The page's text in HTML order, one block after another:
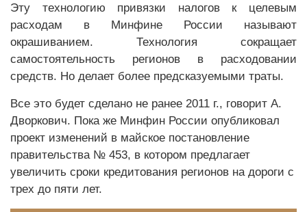
Эту технологию привязки налогов к целевым
расходам в Минфине России называют
окрашиванием. Технология сокращает
самостоятельность регионов в расходовании
средств. Но делает более предсказуемыми траты.
Все это будет сделано не ранее 2011 г., говорит А.
Дворкович. Пока же Минфин России опубликовал
проект изменений в майское постановление
правительства № 453, в котором предлагает
увеличить сроки кредитования регионов на дороги с
трех до пяти лет.